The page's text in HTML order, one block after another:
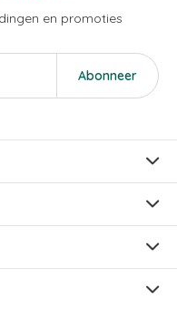
en promoties
Abonneer